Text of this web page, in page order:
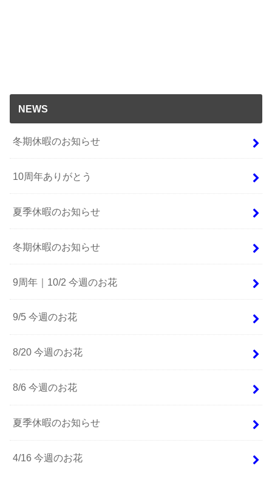
NEWS
冬期休暇のお知らせ
10周年ありがとう
夏季休暇のお知らせ
冬期休暇のお知らせ
9周年｜10/2 今週のお花
9/5 今週のお花
8/20 今週のお花
8/6 今週のお花
夏季休暇のお知らせ
4/16 今週のお花